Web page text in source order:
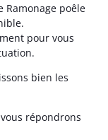
Ramonage poêle
pour vous
bien les
répondrons